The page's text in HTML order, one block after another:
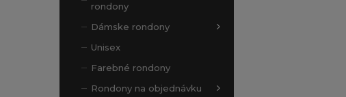
rondony
Dámske rondony
Unisex
Farebné rondony
Rondony na objednávku